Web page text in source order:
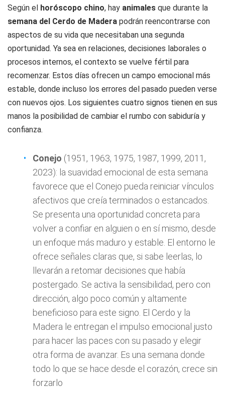
Según el horóscopo chino, hay animales que durante la
semana del Cerdo de Madera podrán reencontrarse con
aspectos de su vida que necesitaban una segunda
oportunidad. Ya sea en relaciones, decisiones laborales o
procesos internos, el contexto se vuelve fértil para
recomenzar. Estos días ofrecen un campo emocional más
estable, donde incluso los errores del pasado pueden verse
con nuevos ojos. Los siguientes cuatro signos tienen en sus
manos la posibilidad de cambiar el rumbo con sabiduría y
confianza.
Conejo (1951, 1963, 1975, 1987, 1999, 2011,
2023): la suavidad emocional de esta semana
favorece que el Conejo pueda reiniciar vínculos
afectivos que creía terminados o estancados.
Se presenta una oportunidad concreta para
volver a confiar en alguien o en sí mismo, desde
un enfoque más maduro y estable. El entorno le
ofrece señales claras que, si sabe leerlas, lo
llevarán a retomar decisiones que había
postergado. Se activa la sensibilidad, pero con
dirección, algo poco común y altamente
beneficioso para este signo. El Cerdo y la
Madera le entregan el impulso emocional justo
para hacer las paces con su pasado y elegir
otra forma de avanzar. Es una semana donde
todo lo que se hace desde el corazón, crece sin
forzarlo